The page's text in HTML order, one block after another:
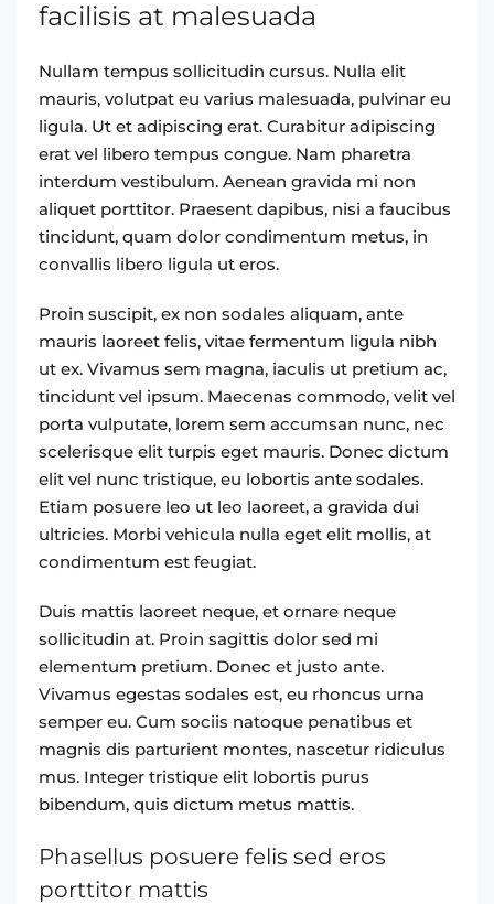
facilisis at malesuada
Nullam tempus sollicitudin cursus. Nulla elit
mauris, volutpat eu varius malesuada, pulvinar eu
ligula. Ut et adipiscing erat. Curabitur adipiscing
erat vel libero tempus congue. Nam pharetra
interdum vestibulum. Aenean gravida mi non
aliquet porttitor. Praesent dapibus, nisi a faucibus
tincidunt, quam dolor condimentum metus, in
convallis libero ligula ut eros.
Proin suscipit, ex non sodales aliquam, ante
mauris laoreet felis, vitae fermentum ligula nibh
ut ex. Vivamus sem magna, iaculis ut pretium ac,
tincidunt vel ipsum. Maecenas commodo, velit vel
porta vulputate, lorem sem accumsan nunc, nec
scelerisque elit turpis eget mauris. Donec dictum
elit vel nunc tristique, eu lobortis ante sodales.
Etiam posuere leo ut leo laoreet, a gravida dui
ultricies. Morbi vehicula nulla eget elit mollis, at
condimentum est feugiat.
Duis mattis laoreet neque, et ornare neque
sollicitudin at. Proin sagittis dolor sed mi
elementum pretium. Donec et justo ante.
Vivamus egestas sodales est, eu rhoncus urna
semper eu. Cum sociis natoque penatibus et
magnis dis parturient montes, nascetur ridiculus
mus. Integer tristique elit lobortis purus
bibendum, quis dictum metus mattis.
Phasellus posuere felis sed eros
porttitor mattis